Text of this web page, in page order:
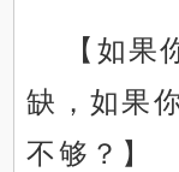
【如
缺，如果
不够？】